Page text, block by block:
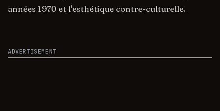
années 1970 et l'esthétique contre-culturelle.
ADVERTISEMENT